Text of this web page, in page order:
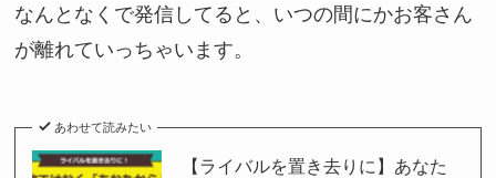
なんとなくで発信してると、いつの間にかお客さん
が離れていっちゃいます。
あわせて読みたい
【ライバルを置き去りに】あなた